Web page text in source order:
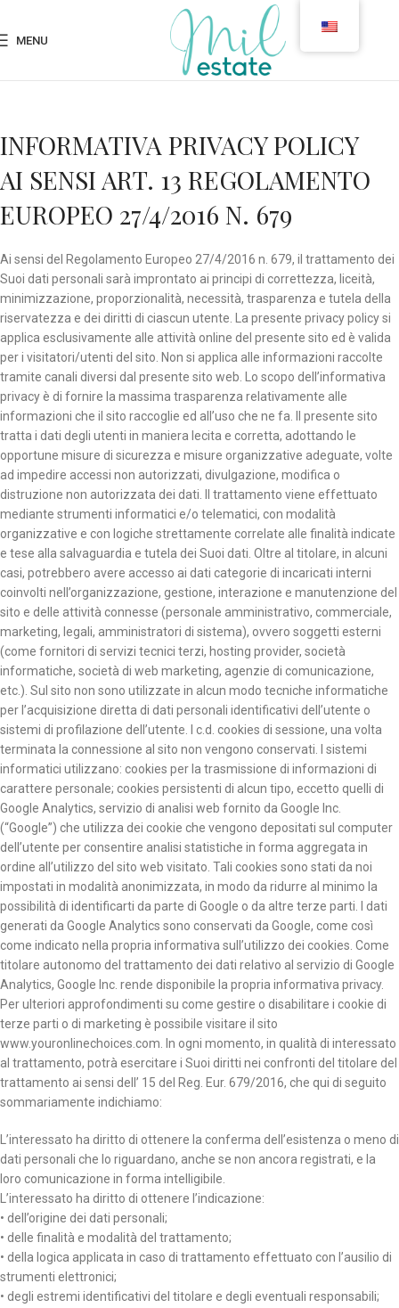
MENU
INFORMATIVA PRIVACY POLICY
AI SENSI ART. 13 REGOLAMENTO
EUROPEO 27/4/2016 N. 679
Ai sensi del Regolamento Europeo 27/4/2016 n. 679, il trattamento dei
Suoi dati personali sarà improntato ai principi di correttezza, liceità,
minimizzazione, proporzionalità, necessità, trasparenza e tutela della
riservatezza e dei diritti di ciascun utente. La presente privacy policy si
applica esclusivamente alle attività online del presente sito ed è valida
per i visitatori/utenti del sito. Non si applica alle informazioni raccolte
tramite canali diversi dal presente sito web. Lo scopo dell’informativa
privacy è di fornire la massima trasparenza relativamente alle
informazioni che il sito raccoglie ed all’uso che ne fa. Il presente sito
tratta i dati degli utenti in maniera lecita e corretta, adottando le
opportune misure di sicurezza e misure organizzative adeguate, volte
ad impedire accessi non autorizzati, divulgazione, modifica o
distruzione non autorizzata dei dati. Il trattamento viene effettuato
mediante strumenti informatici e/o telematici, con modalità
organizzative e con logiche strettamente correlate alle finalità indicate
e tese alla salvaguardia e tutela dei Suoi dati. Oltre al titolare, in alcuni
casi, potrebbero avere accesso ai dati categorie di incaricati interni
coinvolti nell’organizzazione, gestione, interazione e manutenzione del
sito e delle attività connesse (personale amministrativo, commerciale,
marketing, legali, amministratori di sistema), ovvero soggetti esterni
(come fornitori di servizi tecnici terzi, hosting provider, società
informatiche, società di web marketing, agenzie di comunicazione,
etc.). Sul sito non sono utilizzate in alcun modo tecniche informatiche
per l’acquisizione diretta di dati personali identificativi dell’utente o
sistemi di profilazione dell’utente. I c.d. cookies di sessione, una volta
terminata la connessione al sito non vengono conservati. I sistemi
informatici utilizzano: cookies per la trasmissione di informazioni di
carattere personale; cookies persistenti di alcun tipo, eccetto quelli di
Google Analytics, servizio di analisi web fornito da Google Inc.
(“Google”) che utilizza dei cookie che vengono depositati sul computer
dell’utente per consentire analisi statistiche in forma aggregata in
ordine all’utilizzo del sito web visitato. Tali cookies sono stati da noi
impostati in modalità anonimizzata, in modo da ridurre al minimo la
possibilità di identificarti da parte di Google o da altre terze parti. I dati
generati da Google Analytics sono conservati da Google, come così
come indicato nella propria informativa sull’utilizzo dei cookies. Come
titolare autonomo del trattamento dei dati relativo al servizio di Google
Analytics, Google Inc. rende disponibile la propria informativa privacy.
Per ulteriori approfondimenti su come gestire o disabilitare i cookie di
terze parti o di marketing è possibile visitare il sito
www.youronlinechoices.com. In ogni momento, in qualità di interessato
al trattamento, potrà esercitare i Suoi diritti nei confronti del titolare del
trattamento ai sensi dell’ 15 del Reg. Eur. 679/2016, che qui di seguito
sommariamente indichiamo:
L’interessato ha diritto di ottenere la conferma dell’esistenza o meno di
dati personali che lo riguardano, anche se non ancora registrati, e la
loro comunicazione in forma intelligibile.
L’interessato ha diritto di ottenere l’indicazione:
• dell’origine dei dati personali;
• delle finalità e modalità del trattamento;
• della logica applicata in caso di trattamento effettuato con l’ausilio di
strumenti elettronici;
• degli estremi identificativi del titolare e degli eventuali responsabili;